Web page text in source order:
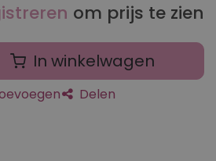
om prijs te zien
In winkelwagen
Delen